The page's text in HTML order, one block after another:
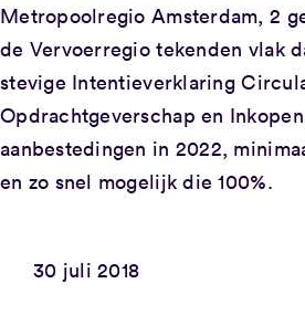
Metropoolregio Amsterdam, 2
de Vervoerregio tekenden vlak
stevige Intentieverklaring
Opdrachtgeverschap en
aanbestedingen in 2022,
en zo snel mogelijk die 100%.
30 juli 2018